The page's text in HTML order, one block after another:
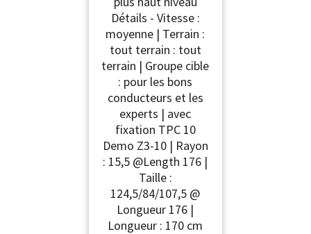
Détails - Vitesse :
moyenne | Terrain :
tout terrain : tout
terrain | Groupe cible
: pour les bons
conducteurs et les
experts | avec
fixation TPC 10
Demo Z3-10 | Rayon
: 15,5 @Length 176 |
Taille :
124,5/84/107,5 @
Longueur 176 |
Longueur : 170 cm